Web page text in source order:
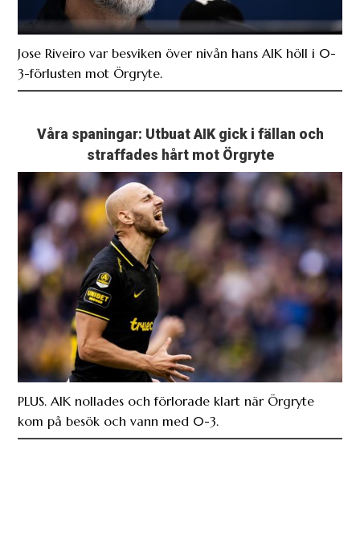
Jose Riveiro var besviken över nivån hans AIK höll i 0-
3-förlusten mot Örgryte.
Våra spaningar: Utbuat AIK gick i fällan och
straffades hårt mot Örgryte
PLUS. AIK nollades och förlorade klart när Örgryte
kom på besök och vann med 0-3.